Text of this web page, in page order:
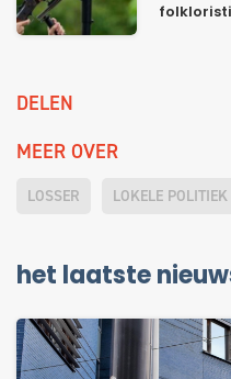
DELEN
MEER OVER
LOSSER LOKELE POLITIEK
het laatste